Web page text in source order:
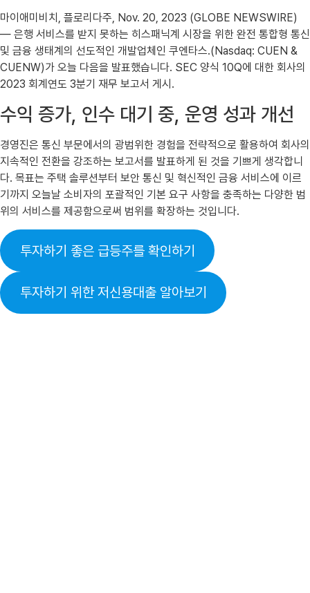
마이애미비치, 플로리다주, Nov. 20, 2023 (GLOBE NEWSWIRE)
— 은행 서비스를 받지 못하는 히스패닉계 시장을 위한 완전 통합형 통신
및 금융 생태계의 선도적인 개발업체인 쿠엔타스.(Nasdaq: CUEN &
CUENW)가 오늘 다음을 발표했습니다. SEC 양식 10Q에 대한 회사의
2023 회계연도 3분기 재무 보고서 게시.
수익 증가, 인수 대기 중, 운영 성과 개선
경영진은 통신 부문에서의 광범위한 경험을 전략적으로 활용하여 회사의
지속적인 전환을 강조하는 보고서를 발표하게 된 것을 기쁘게 생각합니
다. 목표는 주택 솔루션부터 보안 통신 및 혁신적인 금융 서비스에 이르
기까지 오늘날 소비자의 포괄적인 기본 요구 사항을 충족하는 다양한 범
위의 서비스를 제공함으로써 범위를 확장하는 것입니다.
투자하기 좋은 급등주를 확인하기
투자하기 위한 저신용대출 알아보기